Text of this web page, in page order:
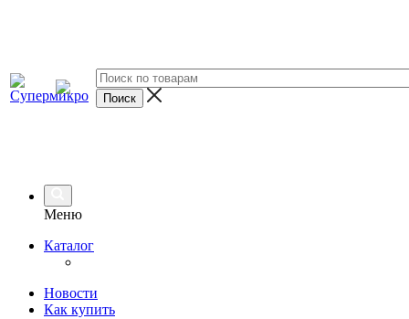
Меню
Каталог
Новости
Как купить